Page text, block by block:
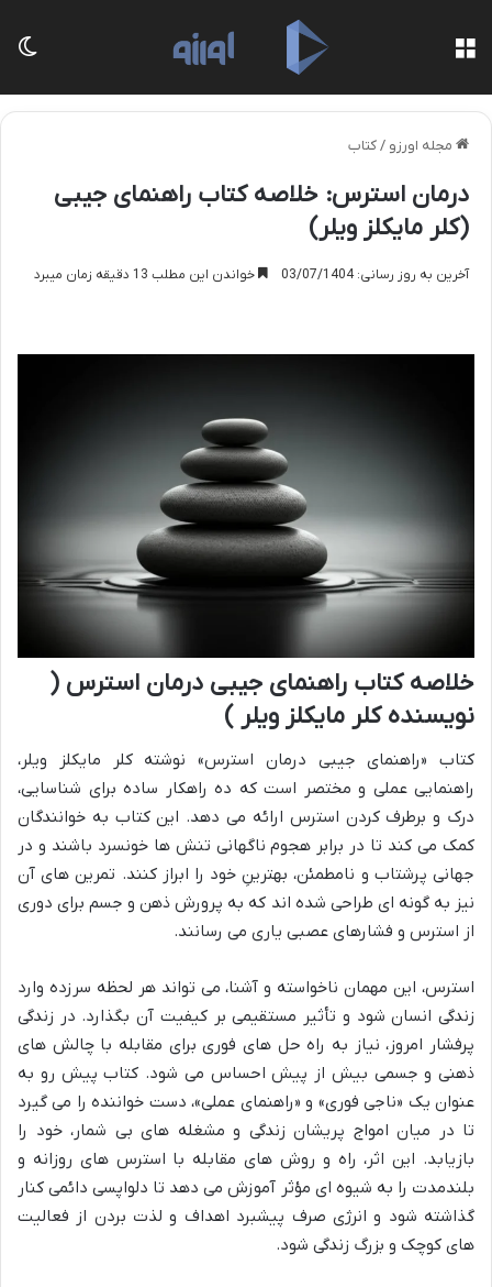
مجله اورزو /کتاب
درمان استرس: خلاصه کتاب راهنمای جیبی
(کلر مایکلز ویلر)
آخرین به روز رسانی: 03/07/1404 خواندن این مطلب 13 دقیقه زمان میبرد
خلاصه کتاب راهنمای جیبی درمان استرس (
نویسنده کلر مایکلز ویلر )
کتاب «راهنمای جیبی درمان استرس» نوشته کلر مایکلز ویلر،
راهنمایی عملی و مختصر است که ده راهکار ساده برای شناسایی،
درک و برطرف کردن استرس ارائه می دهد. این کتاب به خوانندگان
کمک می کند تا در برابر هجوم ناگهانی تنش ها خونسرد باشند و در
جهانی پرشتاب و نامطمئن، بهترینِ خود را ابراز کنند. تمرین های آن
نیز به گونه ای طراحی شده اند که به پرورش ذهن و جسم برای دوری
از استرس و فشارهای عصبی یاری می رسانند.
استرس، این مهمان ناخواسته و آشنا، می تواند هر لحظه سرزده وارد
زندگی انسان شود و تأثیر مستقیمی بر کیفیت آن بگذارد. در زندگی
پرفشار امروز، نیاز به راه حل های فوری برای مقابله با چالش های
ذهنی و جسمی بیش از پیش احساس می شود. کتاب پیش رو به
عنوان یک «ناجی فوری» و «راهنمای عملی»، دست خواننده را می گیرد
تا در میان امواج پریشان زندگی و مشغله های بی شمار، خود را
بازیابد. این اثر، راه و روش های مقابله با استرس های روزانه و
بلندمدت را به شیوه ای مؤثر آموزش می دهد تا دلواپسی دائمی کنار
گذاشته شود و انرژی صرف پیشبرد اهداف و لذت بردن از فعالیت
های کوچک و بزرگ زندگی شود.